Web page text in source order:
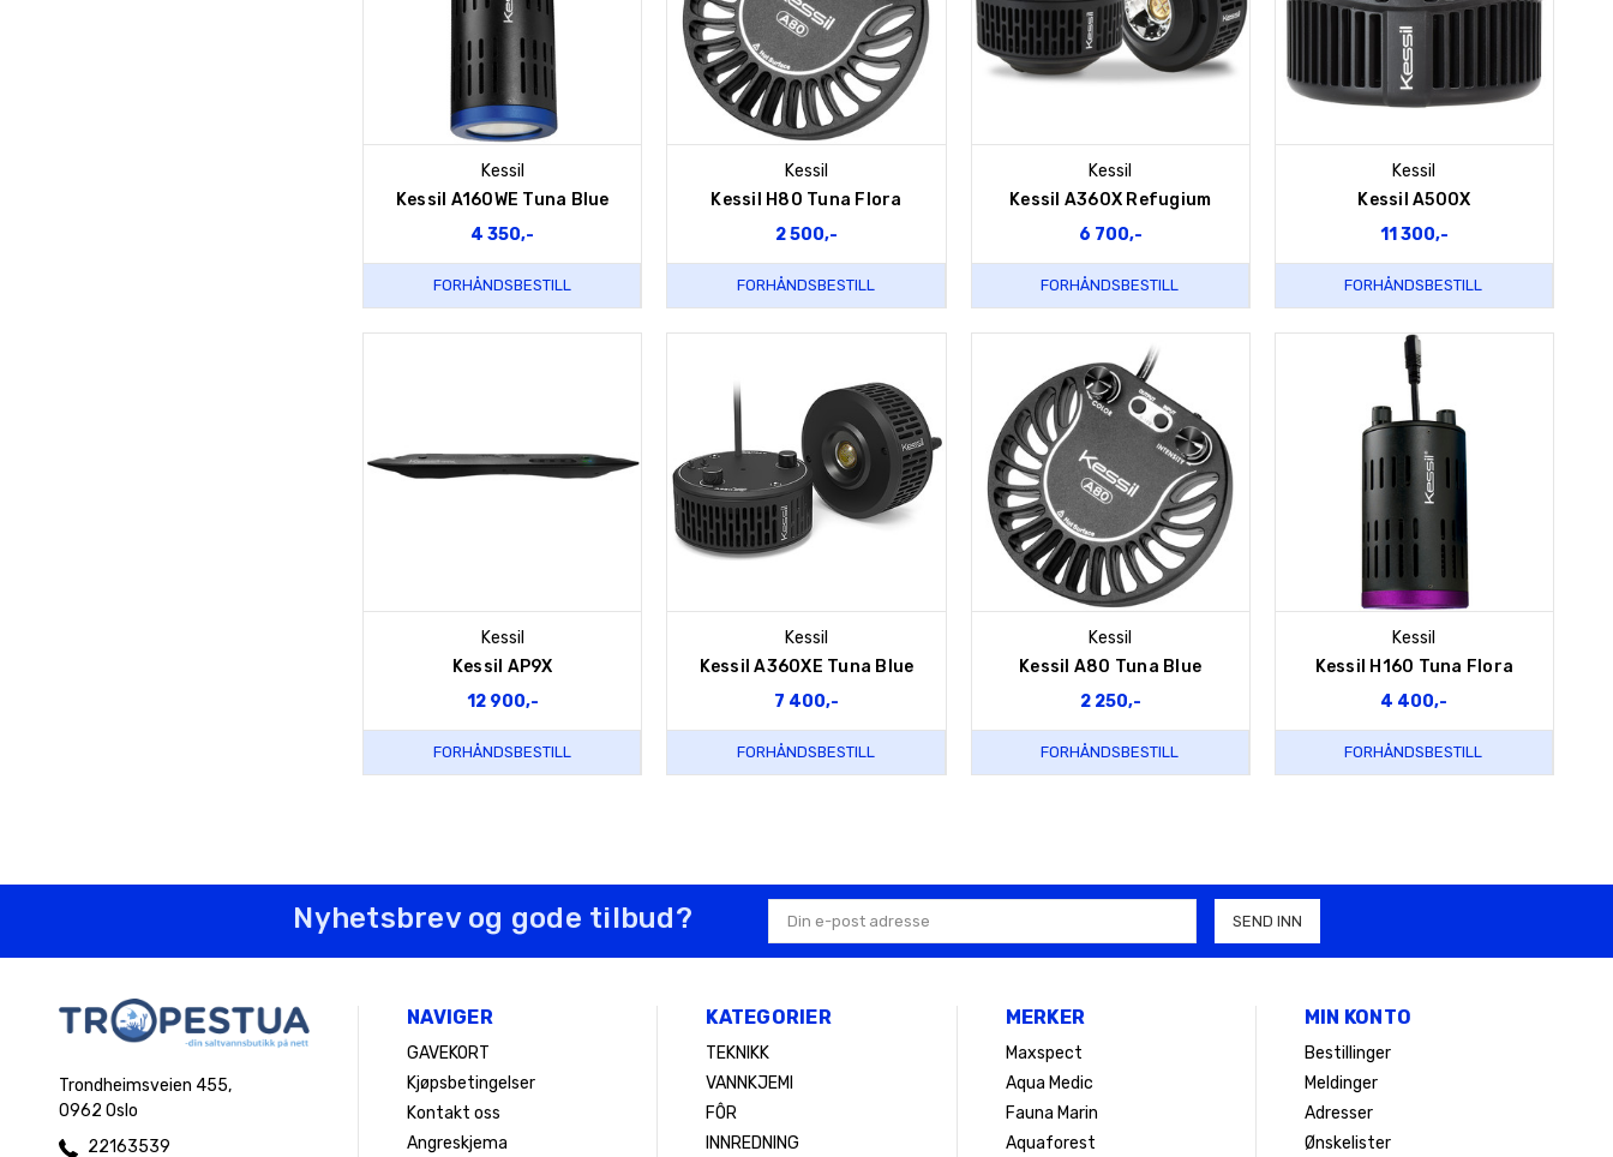
Kessil
Kessil A160WE Tuna Blue
4 350,-
FORHÅNDSBESTILL
Kessil
Kessil H80 Tuna Flora
2 500,-
FORHÅNDSBESTILL
Kessil
Kessil A360X Refugium
6 700,-
FORHÅNDSBESTILL
Kessil
Kessil A500X
11 300,-
FORHÅNDSBESTILL
Kessil
Kessil AP9X
12 900,-
FORHÅNDSBESTILL
Kessil
Kessil A360XE Tuna Blue
7 400,-
FORHÅNDSBESTILL
Kessil
Kessil A80 Tuna Blue
2 250,-
FORHÅNDSBESTILL
Kessil
Kessil H160 Tuna Flora
4 400,-
FORHÅNDSBESTILL
Nyhetsbrev og gode tilbud?
postadresse
Trondheimsveien 455,
0962 Oslo
22163539
NAVIGER
GAVEKORT
Kjøpsbetingelser
Kontakt oss
Angreskjema
KATEGORIER
TEKNIKK
VANNKJEMI
FÔR
INNREDNING
MERKER
Maxspect
Aqua Medic
Fauna Marin
Aquaforest
MIN KONTO
Bestillinger
Meldinger
Adresser
Ønskelister